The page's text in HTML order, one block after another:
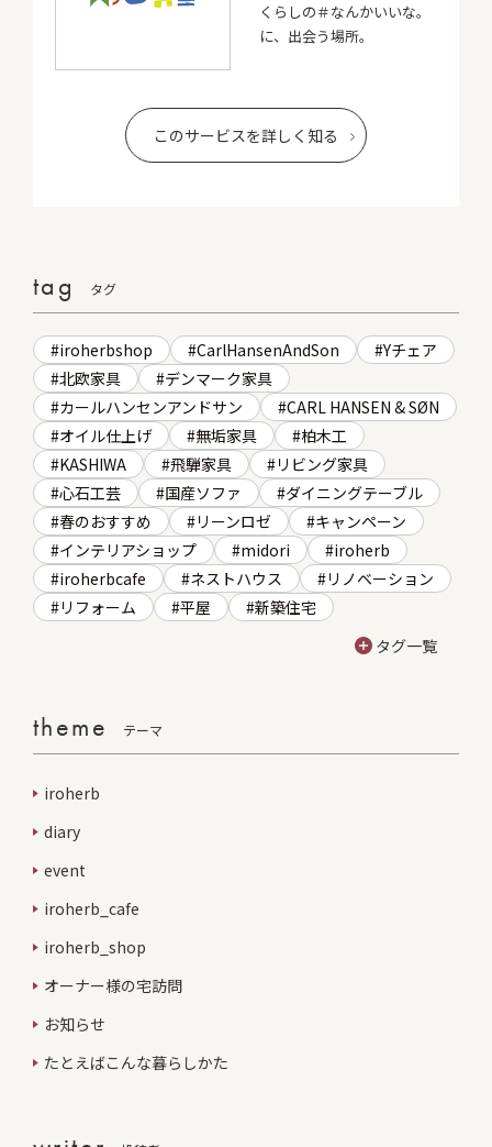
くらしの＃なんかいいな。
に、出会う場所。
このサービスを詳しく知る
tag タグ
iroherbshop CarlHansenAndSon
Yチェア
北欧家具
デンマーク家具
カールハンセンアンドサン
CARL HANSEN & SØN
オイル仕上げ
無垢家具
柏木工
KASHIWA
飛騨家具
リビング家具
心石工芸
国産ソファ
ダイニングテーブル
春のおすすめ
リーンロゼ
キャンペーン
インテリアショップ
midori
iroherb
iroherbcafe
ネストハウス
リノベーション
リフォーム
平屋
新築住宅
タグ一覧
theme テーマ
iroherb
diary
event
iroherb_cafe
iroherb_shop
オーナー様の宅訪問
お知らせ
たとえばこんな暮らしかた